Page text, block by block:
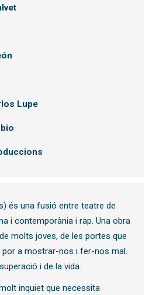
Lupe
és una fusió entre teatre de
i contemporània i rap. Una obra
molts joves, de les portes que
a mostrar-nos i fer-nos mal.
i de la vida.
inquiet que necessita